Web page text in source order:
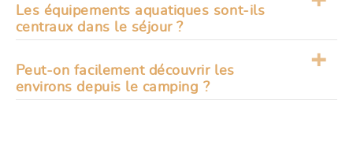
simple et agréable, tournée vers le plein air et la
détente. L’équilibre entre nature et équipements
L’ensemble reste accessible et sans excès.
Les équipements aquatiques sont-ils
centraux dans le séjour ?
au quotidien. Elle s’intègre naturellement dans
les journées, entre détente et moments
Peut-on facilement découvrir les
environs depuis le camping ?